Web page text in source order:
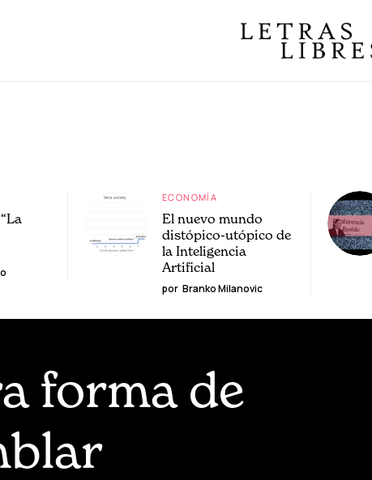
ECONOMÍA
El nuevo mundo
distópico-utópico de
la Inteligencia
Artificial
por Branko Milanovic
forma de